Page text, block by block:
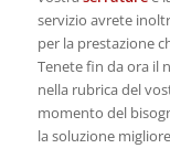
servizio avrete
per la prestazione
Tenete fin da ora il
nella rubrica del
momento del
la soluzione